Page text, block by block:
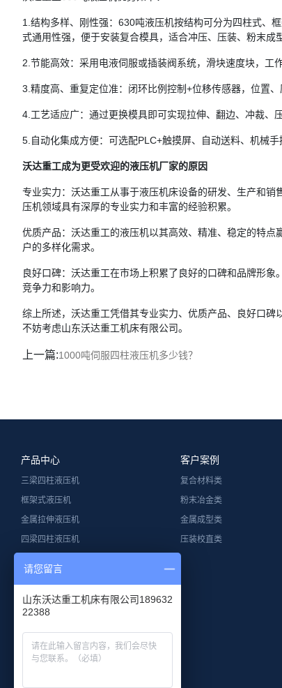
1.结构多样、刚性强：630吨液压机按结构可分为四柱式、
式通用性强，便于安装复合模具，适合冲压、压装、粉末成
2.节能高效：采用电液伺服或插装阀系统，滑块速度块，工作
3.精度高、重复定位准：闭环比例控制+位移传感器，位置
4.工艺适应广：通过更换模具即可实现拉伸、翻边、冲裁、
5.自动化集成方便：可选配PLC+触摸屏、自动送料、机械手
沃达重工成为更受欢迎的液压机厂家的原因
专业实力：沃达重工从事于液压机床设备的研发、生产和
压机领域具有深厚的专业实力和丰富的经验积累。
优质产品：沃达重工的液压机以其高效、精准、稳定的特
户的多样化需求。
良好口碑：沃达重工在市场上积累了良好的口碑和品牌形
竞争力和影响力。
综上所述，沃达重工凭借其专业实力、优质产品、良好口碑
不妨考虑山东沃达重工机床有限公司。
上一篇:1000吨伺服四柱液压机多少钱？
产品中心
三梁四柱液压机
框架式液压机
金属拉伸液压机
四梁四柱液压机
钢木门压花机
卧式液压机
钢丝缠绕液压机
客户案例
复合材料类
粉末冶金类
金属成型类
压装校直类
请您留言
山东沃达重工机床有限公司189632
22388